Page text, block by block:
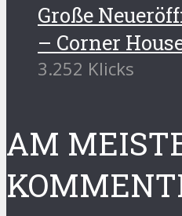
Große
– Corner
3.252 Klicks
AM